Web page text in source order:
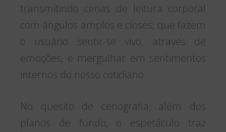
transmitindo cenas de leitura corporal
com ângulos amplos e closes, que fazem
o usuário sentir-se vivo, através de
emoções, e mergulhar em sentimentos
internos do nosso cotidiano.
No quesito de cenografia, além dos
planos de fundo, o espetáculo traz